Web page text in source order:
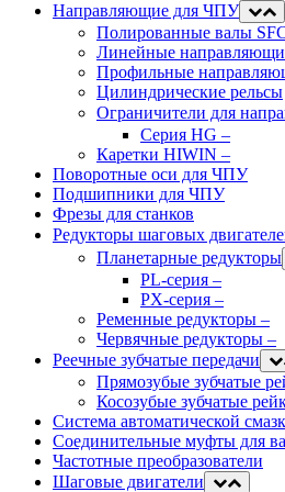
Направляющие для ЧПУ
Полированные валы
Линейные
Профильные
Цилиндрические рельсы
Ограничители для
Серия HG –
Каретки HIWIN –
Поворотные оси для ЧПУ
Подшипники для ЧПУ
Фрезы для станков
Редукторы шаговых
Планетарные редукторы
PL-серия –
PX-серия –
Ременные редукторы –
Червячные редукторы –
Реечные зубчатые передачи
Прямозубые зубчатые
Косозубые зубчатые
Система автоматической
Соединительные муфты для
Частотные преобразователи
Шаговые двигатели